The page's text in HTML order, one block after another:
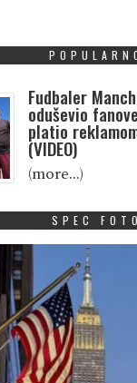
Fudbaler
oduševio
platio
(VIDEO)
(more…)
SPEC FOTO